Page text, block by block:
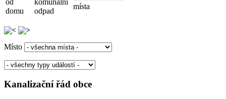
domu
odpad
místa
Místo
Kanalizační řád obce